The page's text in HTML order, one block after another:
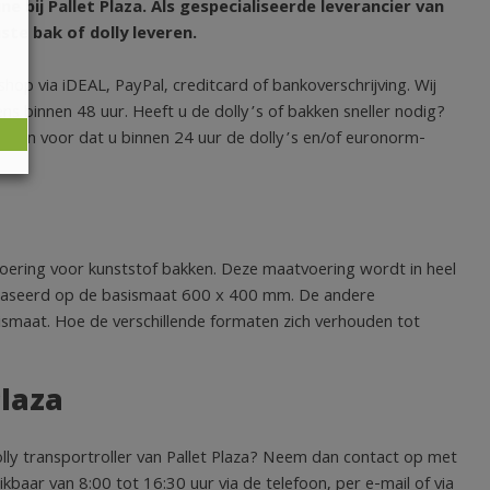
bij Pallet Plaza. Als gespecialiseerde leverancier van
bak of dolly leveren.
via iDEAL, PayPal, creditcard of bankoverschrijving. Wij
binnen 48 uur. Heeft u de dolly’s of bakken sneller nodig?
dan voor dat u binnen 24 uur de dolly’s en/of euronorm-
voor kunststof bakken. Deze maatvoering wordt in heel
op de basismaat 600 x 400 mm. De andere
Hoe de verschillende formaten zich verhouden tot
transportroller van Pallet Plaza? Neem dan contact op met